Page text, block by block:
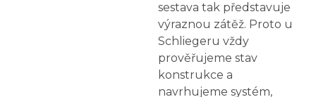
sestava tak představuje
výraznou zátěž. Proto u
Schliegeru vždy
prověřujeme stav
konstrukce a
navrhujeme systém,